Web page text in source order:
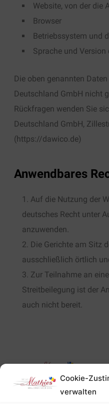
Cookie-
verwalten
Website, von der die
Browser
Betriebssystem und
Sprache und
Die oben genannten
Deutschland GmbH nicht
Rückfragen wenden Sie
Deutschland GmbH,
(https://dawico.de)
Anwendbares
Auf die Nutzung der
deutsches Recht unter
anzuwenden.
Die Gerichte am Sitz
ausschließlich örtlich
Zur Teilnahme an
Streitbeilegung ist der
auch nicht bereit.